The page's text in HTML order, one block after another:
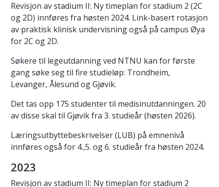
Revisjon av stadium II: Ny timeplan for stadium 2 (2C
og 2D) innføres fra høsten 2024. Link-basert rotasjon
av praktisk klinisk undervisning også på campus Øya
for 2C og 2D.
Søkere til legeutdanning ved NTNU kan for første
gang søke seg til fire studieløp: Trondheim,
Levanger, Ålesund og Gjøvik.
Det tas opp 175 studenter til medisinutdanningen. 20
av disse skal til Gjøvik fra 3. studieår (høsten 2026).
Læringsutbyttebeskrivelser (LUB) på emnenivå
innføres også for 4.,5. og 6. studieår fra høsten 2024.
2023
Revisjon av stadium II: Ny timeplan for stadium 2